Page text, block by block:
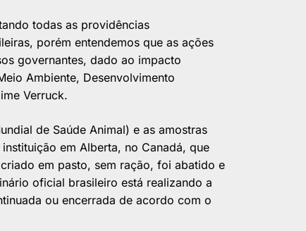
todas as providências
porém entendemos que as ações
governantes, dado ao impacto
Ambiente, Desenvolvimento
Verruck.
de Saúde Animal) e as amostras
em Alberta, no Canadá, que
em pasto, sem ração, foi abatido e
oficial brasileiro está realizando a
ou encerrada de acordo com o